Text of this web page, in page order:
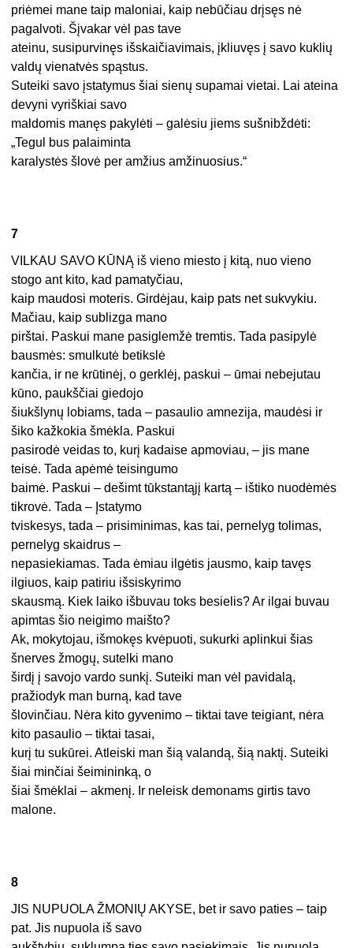
priėmei mane taip maloniai, kaip nebūčiau drįsęs nė
pagalvoti. Šįvakar vėl pas tave
ateinu, susipurvinęs išskaičiavimais, įkliuvęs į savo kuklių
valdų vienatvės spąstus.
Suteiki savo įstatymus šiai sienų supamai vietai. Lai ateina
devyni vyriškiai savo
maldomis manęs pakylėti – galėsiu jiems sušnibždėti:
„Tegul bus palaiminta
karalystės šlovė per amžius amžinuosius.“
7
VILKAU SAVO KŪNĄ iš vieno miesto į kitą, nuo vieno
stogo ant kito, kad pamatyčiau,
kaip maudosi moteris. Girdėjau, kaip pats net sukvykiu.
Mačiau, kaip sublizga mano
pirštai. Paskui mane pasiglemžė tremtis. Tada pasipylė
bausmės: smulkutė betikslė
kančia, ir ne krūtinėj, o gerklėj, paskui – ūmai nebejutau
kūno, paukščiai giedojo
šiukšlynų lobiams, tada – pasaulio amnezija, maudėsi ir
šiko kažkokia šmėkla. Paskui
pasirodė veidas to, kurį kadaise apmoviau, – jis mane
teisė. Tada apėmė teisingumo
baimė. Paskui – dešimt tūkstantąjį kartą – ištiko nuodėmės
tikrovė. Tada – Įstatymo
tviskesys, tada – prisiminimas, kas tai, pernelyg tolimas,
pernelyg skaidrus –
nepasiekiamas. Tada ėmiau ilgėtis jausmo, kaip tavęs
ilgiuos, kaip patiriu išsiskyrimo
skausmą. Kiek laiko išbuvau toks besielis? Ar ilgai buvau
apimtas šio neigimo maišto?
Ak, mokytojau, išmokęs kvėpuoti, sukurki aplinkui šias
šnerves žmogų, sutelki mano
širdį į savojo vardo sunkį. Suteiki man vėl pavidalą,
pražiodyk man burną, kad tave
šlovinčiau. Nėra kito gyvenimo – tiktai tave teigiant, nėra
kito pasaulio – tiktai tasai,
kurį tu sukūrei. Atleiski man šią valandą, šią naktį. Suteiki
šiai minčiai šeimininką, o
šiai šmėklai – akmenį. Ir neleisk demonams girtis tavo
malone.
8
JIS NUPUOLA ŽMONIŲ AKYSE, bet ir savo paties – taip
pat. Jis nupuola iš savo